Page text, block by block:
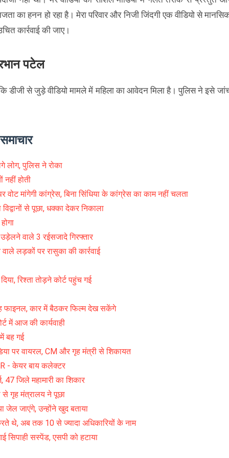
का हनन हो रहा है। मेरा परिवार और निजी जिंदगी एक वीडियो से
कार्रवाई की जाए।
पटेल
डीजी से जुड़े वीडियो मामले में महिला का आवेदन मिला है। पुलिस ने इसे
लोग, पुलिस ने रोका
नहीं होती
वोट मांगेगी कांग्रेस, बिना सिंधिया के कांग्रेस का काम नहीं चलता
से पूछा, धक्का देकर निकाला
वाले 3 रईसजादे गिरफ्तार
लड़कों पर रासुका की कार्रवाई
रिश्ता तोड़ने कोर्ट पहुंच गई
फाइनल, कार में बैठकर फिल्म देख सकेंगे
में आज की कार्यवाही
बह गई
पर वायरल, CM और गृह मंत्री से शिकायत
- केयर बाय कलेक्टर
जिले महामारी का शिकार
से गृह मंत्रालय ने पूछा
जेल जाएंगे, उन्होंने खुद बताया
थे, अब तक 10 से ज्यादा अधिकारियों के नाम
सिपाही सस्पेंड, एसपी को हटाया